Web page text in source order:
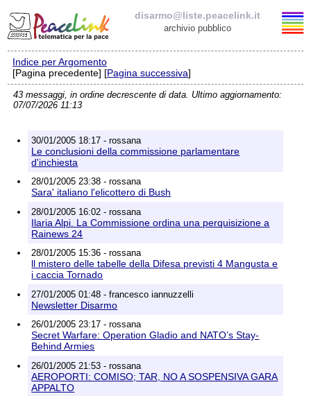
disarmo@liste.peacelink.it
archivio pubblico
Elenco delle liste
disarmo@liste.peacelink.it
Policy delle liste di PeaceLink
Informativa sulla privacy
Richieste di rimozione
Indice per Argomento
[Pagina precedente] [Pagina successiva]
43 messaggi, in ordine decrescente di data. Ultimo aggiornamento:
07/07/2026 11:13
30/01/2005 18:17 - rossana
Le conclusioni della commissione parlamentare
d'inchiesta
28/01/2005 23:38 - rossana
Sara' italiano l'elicottero di Bush
28/01/2005 16:02 - rossana
Ilaria Alpi. La Commissione ordina una perquisizione a
Rainews 24
28/01/2005 15:36 - rossana
ll mistero delle tabelle della Difesa previsti 4 Mangusta e
i caccia Tornado
27/01/2005 01:48 - francesco iannuzzelli
Newsletter Disarmo
26/01/2005 23:17 - rossana
Secret Warfare: Operation Gladio and NATO’s Stay-
Behind Armies
26/01/2005 21:53 - rossana
AEROPORTI: COMISO; TAR, NO A SOSPENSIVA GARA
APPALTO